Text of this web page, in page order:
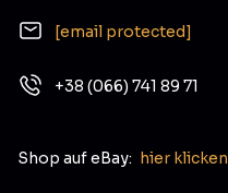
[email protected]
+38 (066) 741 89 71
Shop auf eBay: hier klicken